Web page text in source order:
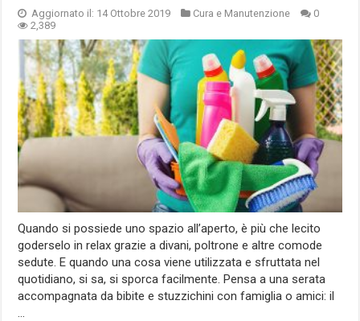
Aggiornato il: 14 Ottobre 2019 Cura e Manutenzione
0
2,389
Quando si possiede uno spazio all’aperto, è più che lecito
goderselo in relax grazie a divani, poltrone e altre comode
sedute. E quando una cosa viene utilizzata e sfruttata nel
quotidiano, si sa, si sporca facilmente. Pensa a una serata
accompagnata da bibite e stuzzichini con famiglia o amici: il
…